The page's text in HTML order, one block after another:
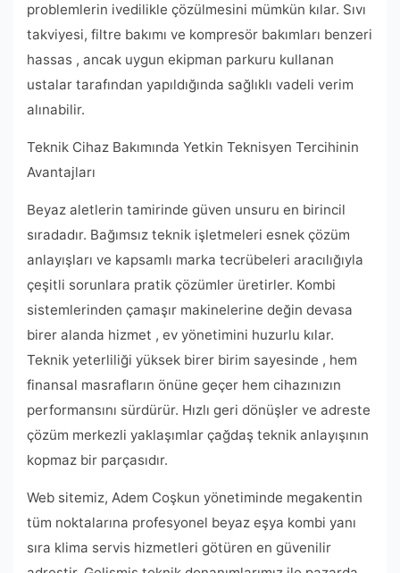
problemlerin ivedilikle çözülmesini mümkün kılar. Sıvı
takviyesi, filtre bakımı ve kompresör bakımları benzeri
hassas , ancak uygun ekipman parkuru kullanan
ustalar tarafından yapıldığında sağlıklı vadeli verim
alınabilir.
Teknik Cihaz Bakımında Yetkin Teknisyen Tercihinin
Avantajları
Beyaz aletlerin tamirinde güven unsuru en birincil
sıradadır. Bağımsız teknik işletmeleri esnek çözüm
anlayışları ve kapsamlı marka tecrübeleri aracılığıyla
çeşitli sorunlara pratik çözümler üretirler. Kombi
sistemlerinden çamaşır makinelerine değin devasa
birer alanda hizmet , ev yönetimini huzurlu kılar.
Teknik yeterliliği yüksek birer birim sayesinde , hem
finansal masrafların önüne geçer hem cihazınızın
performansını sürdürür. Hızlı geri dönüşler ve adreste
çözüm merkezli yaklaşımlar çağdaş teknik anlayışının
kopmaz bir parçasıdır.
Web sitemiz, Adem Coşkun yönetiminde megakentin
tüm noktalarına profesyonel beyaz eşya kombi yanı
sıra klima servis hizmetleri götüren en güvenilir